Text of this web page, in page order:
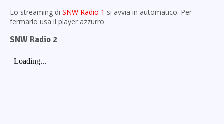
Lo streaming di SNW Radio 1 si avvia in automatico. Per
fermarlo usa il player azzurro
SNW Radio 2